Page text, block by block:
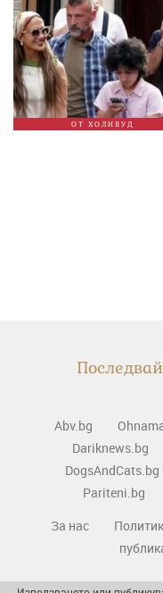
ОТ ХОЛИВУД
Abv.bg
Dariknews.bg
DogsAndCats.bg
Pariteni.bg
За нас